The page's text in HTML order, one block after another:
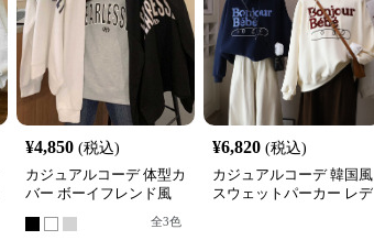
¥4,850 (税込)
カジュアルコーデ 体型カ
バー ボーイフレンド風
全3色
¥6,820 (税込)
カジュアルコーデ 韓国風
スウェットパーカー レデ